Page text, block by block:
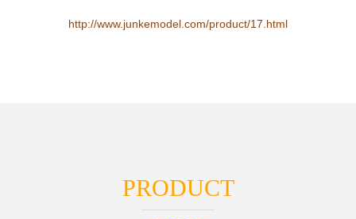
http://www.junkemodel.com/product/17.html
PRODUCT